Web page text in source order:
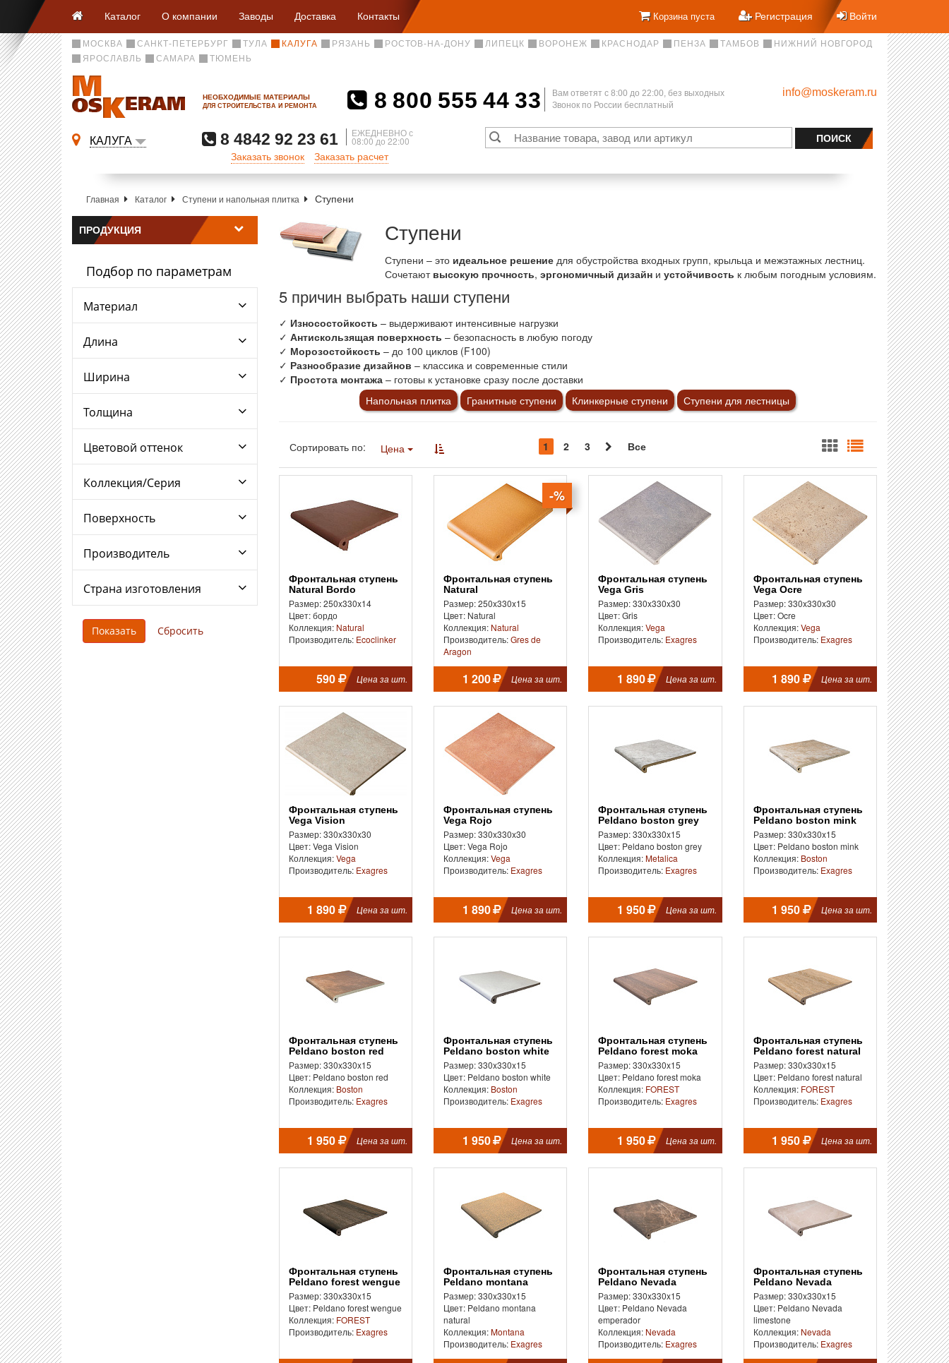
Каталог О компании Заводы Доставка Контакты Корзина пуста Регистрация Войти
МОСКВА САНКТ-ПЕТЕРБУРГ ТУЛА КАЛУГА РЯЗАНЬ РОСТОВ-НА-ДОНУ ЛИПЕЦК ВОРОНЕЖ КРАСНОДАР ПЕНЗА ТАМБОВ
НИЖНИЙ НОВГОРОД
ЯРОСЛАВЛЬ
САМАРА ТЮМЕНЬ
НЕОБХОДИМЫЕ МАТЕРИАЛЫ
ДЛЯ СТРОИТЕЛЬСТВА И РЕМОНТА 8 800 555 44 33
Вам ответят c 8:00 до 22:00, без выходных
Звонок по России бесплатный
info@moskeram.ru
КАЛУГА 8 4842 92 23 61 ЕЖЕДНЕВНО с
08:00 до 22:00
Заказать звонок Заказать расчет
Главная Каталог Ступени и напольная плитка Ступени
ПРОДУКЦИЯ
Подбор по параметрам
Материал
Длина
Ширина
Толщина
Цветовой оттенок
Коллекция/Серия
Поверхность
Производитель
Страна изготовления
Ступени
Ступени – это идеальное решениедля обустройства входных групп, крыльца и межэтажных лестниц.
Сочетают высокую прочность, эргономичный дизайни устойчивость к любым погодным условиям.
5 причин выбрать наши ступени
✓ Износостойкость – выдерживают интенсивные нагрузки
✓ Антискользящая поверхность – безопасность в любую погоду
✓ Морозостойкость – до 100 циклов (F100)
✓ Разнообразие дизайнов – классика и современные стили
✓ Простота монтажа– готовы к установке сразу после доставки
Напольная плитка
Гранитные ступени Клинкерные ступени Ступени для лестницы
Сортировать по: Цена 1 2 3 Все
Фронтальная cтупень
Natural Bordo
Размер: 250x330x14
Цвет: бордо
Коллекция: Natural
Производитель: Ecoclinker
590 Цена за шт.
-%
Фронтальная ступень
Natural
Размер: 250x330x15
Цвет: Natural
Коллекция: Natural
Производитель:Gres de
Aragon
1 200 Цена за шт.
Фронтальная ступень
Vega Gris
Размер: 330x330x30
Цвет: Gris
Коллекция:Vega
Производитель: Exagres
1 890 Цена за шт.
Фронтальная ступень
Vega Ocre
Размер: 330x330x30
Цвет: Ocre
Коллекция:Vega
Производитель: Exagres
1 890 Цена за шт.
Фронтальная ступень
Vega Vision
Размер: 330x330x30
Цвет: Vega Vision
Коллекция:Vega
Производитель: Exagres
1 890 Цена за шт.
Фронтальная ступень
Vega Rojo
Размер: 330x330x30
Цвет: Vega Rojo
Коллекция:Vega
Производитель: Exagres
1 890 Цена за шт.
Фронтальная ступень
Peldano boston grey
Размер: 330x330x15
Цвет: Peldano boston grey
Коллекция:Metalica
Производитель: Exagres
1 950 Цена за шт.
Фронтальная ступень
Peldano boston mink
Размер: 330x330x15
Цвет: Peldano boston mink
Коллекция: Boston
Производитель: Exagres
1 950 Цена за шт.
Фронтальная ступень
Peldano boston red
Размер: 330x330x15
Цвет: Peldano boston red
Коллекция: Boston
Производитель: Exagres
1 950 Цена за шт.
Фронтальная ступень
Peldano boston white
Размер: 330x330x15
Цвет: Peldano boston white
Коллекция: Boston
Производитель: Exagres
1 950 Цена за шт.
Фронтальная ступень
Peldano forest moka
Размер: 330x330x15
Цвет: Peldano forest moka
Коллекция: FOREST
Производитель: Exagres
1 950 Цена за шт.
Фронтальная ступень
Peldano forest natural
Размер: 330x330x15
Цвет: Peldano forest natural
Коллекция: FOREST
Производитель: Exagres
1 950 Цена за шт.
Фронтальная ступень
Peldano forest wengue
Размер: 330x330x15
Цвет: Peldano forest wengue
Коллекция: FOREST
Производитель: Exagres
Фронтальная ступень
Peldano montana
natural
Размер: 330x330x15
Цвет: Peldano montana
natural
Коллекция:Montana
Производитель: Exagres
Фронтальная ступень
Peldano Nevada
emperador
Размер: 330x330x15
Цвет: Peldano Nevada
emperador
Коллекция: Nevada
Производитель: Exagres
Фронтальная ступень
Peldano Nevada
limestone
Размер: 330x330x15
Цвет: Peldano Nevada
limestone
Коллекция: Nevada
Производитель: Exagres